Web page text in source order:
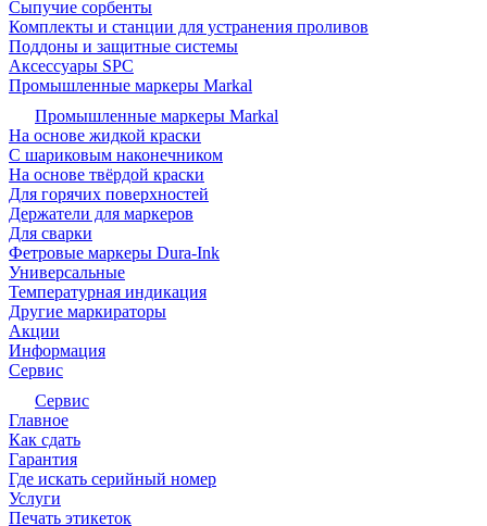
Сыпучие сорбенты
Комплекты и станции для устранения проливов
Поддоны и защитные системы
Аксессуары SPC
Промышленные маркеры Markal
Промышленные маркеры Markal
На основе жидкой краски
С шариковым наконечником
На основе твёрдой краски
Для горячих поверхностей
Держатели для маркеров
Для сварки
Фетровые маркеры Dura-Ink
Универсальные
Температурная индикация
Другие маркираторы
Акции
Информация
Сервис
Сервис
Главное
Как сдать
Гарантия
Где искать серийный номер
Услуги
Печать этикеток